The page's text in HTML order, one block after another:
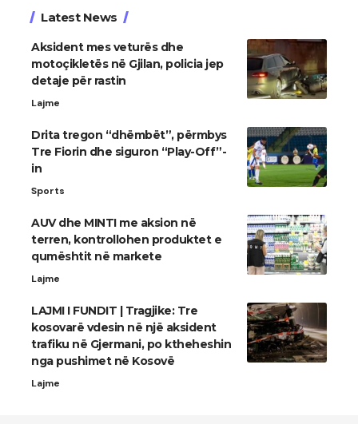
Latest News
Aksident mes veturës dhe
motoçikletës në Gjilan, policia jep
detaje për rastin
Lajme
Drita tregon “dhëmbët”, përmbys
Tre Fiorin dhe siguron “Play-Off”-
in
Sports
AUV dhe MINTI me aksion në
terren, kontrollohen produktet e
qumështit në markete
Lajme
LAJMI I FUNDIT | Tragjike: Tre
kosovarë vdesin në një aksident
trafiku në Gjermani, po ktheheshin
nga pushimet në Kosovë
Lajme